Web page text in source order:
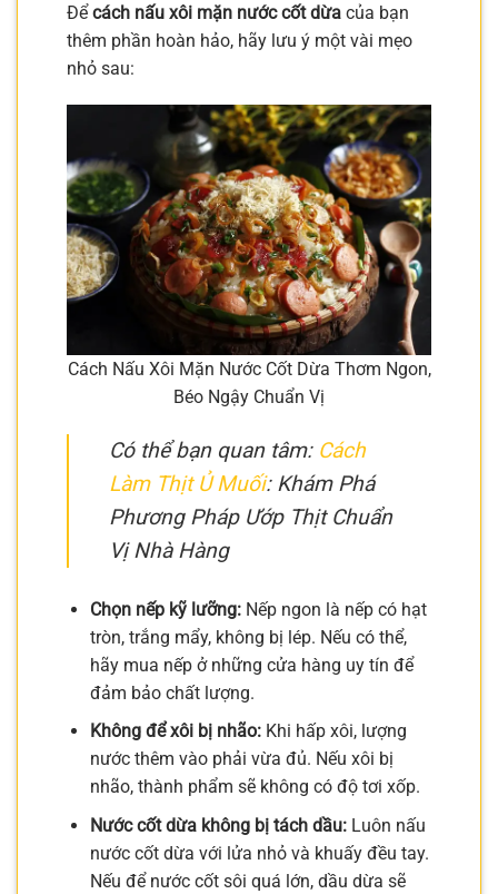
Đểcách nấu xôi mặn nước cốt dừa của bạn
thêm phần hoàn hảo, hãy lưu ý một vài mẹo
nhỏ sau:
Cách Nấu Xôi Mặn Nước Cốt Dừa Thơm Ngon,
Béo Ngậy Chuẩn Vị
Có thể bạn quan tâm: Cách
Làm Thịt Ủ Muối: Khám Phá
Phương Pháp Ướp Thịt Chuẩn
Vị Nhà Hàng
Chọn nếp kỹ lưỡng:Nếp ngon là nếp có hạt
tròn, trắng mẩy, không bị lép. Nếu có thể,
hãy mua nếp ở những cửa hàng uy tín để
đảm bảo chất lượng.
Không để xôi bị nhão:Khi hấp xôi, lượng
nước thêm vào phải vừa đủ. Nếu xôi bị
nhão, thành phẩm sẽ không có độ tơi xốp.
Nước cốt dừa không bị tách dầu:Luôn nấu
nước cốt dừa với lửa nhỏ và khuấy đều tay.
Nếu để nước cốt sôi quá lớn, dầu dừa sẽ